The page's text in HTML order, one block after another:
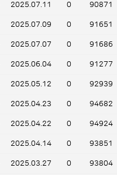
2025.07.11 0 90871
2025.07.09 0 91651
2025.07.07 0 91686
2025.06.04 0 91277
2025.05.12 0 92939
2025.04.23 0 94682
2025.04.22 0 94924
2025.04.14 0 93851
2025.03.27 0 93804